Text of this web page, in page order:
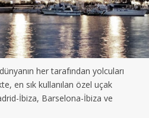
her tarafından yolcuları
en sık kullanılan özel uçak
İbiza, Barselona-İbiza ve